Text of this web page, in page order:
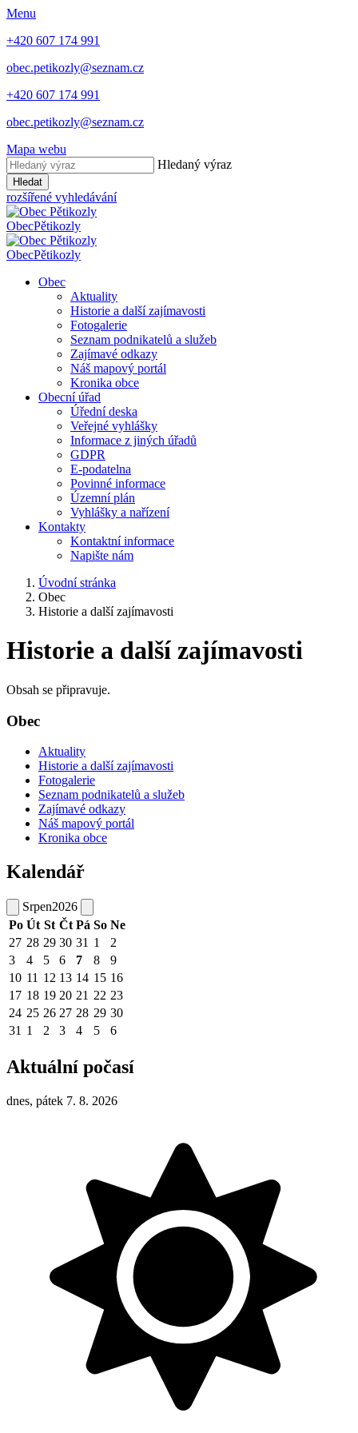
Menu
+420 607 174 991
obec.petikozly@seznam.cz
+420 607 174 991
obec.petikozly@seznam.cz
Mapa webu
Hledaný výraz
Hledat
rozšířené vyhledávání
ObecPětikozly
ObecPětikozly
Obec
Aktuality
Historie a další zajímavosti
Fotogalerie
Seznam podnikatelů a služeb
Zajímavé odkazy
Náš mapový portál
Kronika obce
Obecní úřad
Úřední deska
Veřejné vyhlášky
Informace z jiných úřadů
GDPR
E-podatelna
Povinné informace
Územní plán
Vyhlášky a nařízení
Kontakty
Kontaktní informace
Napište nám
Úvodní stránka
Obec
Historie a další zajímavosti
Historie a další zajímavosti
Obsah se připravuje.
Obec
Aktuality
Historie a další zajímavosti
Fotogalerie
Seznam podnikatelů a služeb
Zajímavé odkazy
Náš mapový portál
Kronika obce
Kalendář
Srpen2026
Po Út St Čt Pá So Ne
27 28 29 30 31 1
2
3
4 5 6 7 8
9
10 11 12 13 14 15 16
17 18 19 20 21 22 23
24 25 26 27 28 29 30
31 1 2 3 4 5 6
Aktuální počasí
dnes, pátek 7. 8. 2026